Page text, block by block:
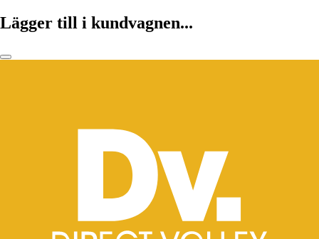
Lägger till i kundvagnen...